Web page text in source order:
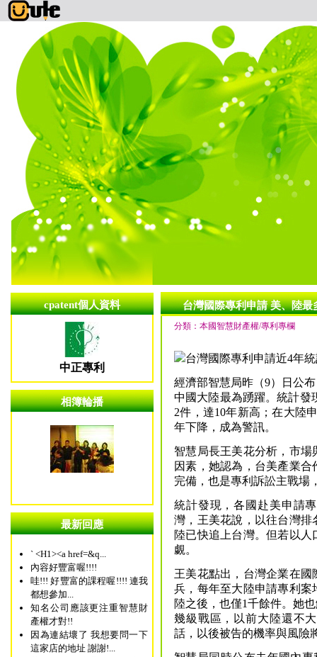
cpatent個人資料
中正專利
相簿輪播
最新回應
` <H1><a href=&q...
內容好豐富喔!!!!
哇!!! 好豐富的課程喔!!!! 連我
都想參加...
知名公司應該更注重智慧財
產權才對!!
因為連結壞了 我想要問一下
這家店的地址 謝謝!...
台灣國際專利申請 美、陸最
分類：本國智慧財產權/專利專欄
經濟部智慧局昨（9）日公
中國大陸最為踴躍。統計發
2件，達10年新高；在大陸
年下降，成為警訊。
智慧局長王美花分析，市
因素，她認為，台美產業
完備，也是專利訴訟主戰場
統計發現，各國赴美申請
灣，王美花說，以往台灣
陸已快追上台灣。但若以
覷。
王美花點出，台灣企業在
兵，每年至大陸申請專利
陸之後，也僅1千餘件。她
幾級戰區，以前大陸還不
話，以後被告的機率與風險